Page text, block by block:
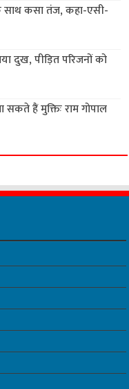
साथ कसा तंज, कहा-एसी-
दुख, पीड़ित परिजनों को
हैं मुक्तिः राम गोपाल